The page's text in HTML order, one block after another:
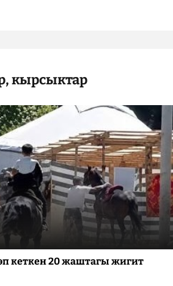
кырсыктар
кеткен 20 жаштагы жигит